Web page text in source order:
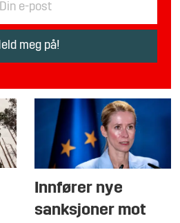
Innfører nye
sanksjoner mot